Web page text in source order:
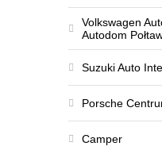
Volkswagen
Autodom
Suzuki Auto
Porsche
Camper